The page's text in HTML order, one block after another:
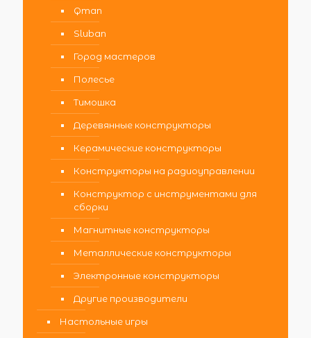
Qman
Sluban
Город мастеров
Полесье
Тимошка
Деревянные конструкторы
Керамические конструкторы
Конструкторы на радиоуправлении
Конструктор с инструментами для
сборки
Магнитные конструкторы
Металлические конструкторы
Электронные конструкторы
Другие производители
Настольные игры